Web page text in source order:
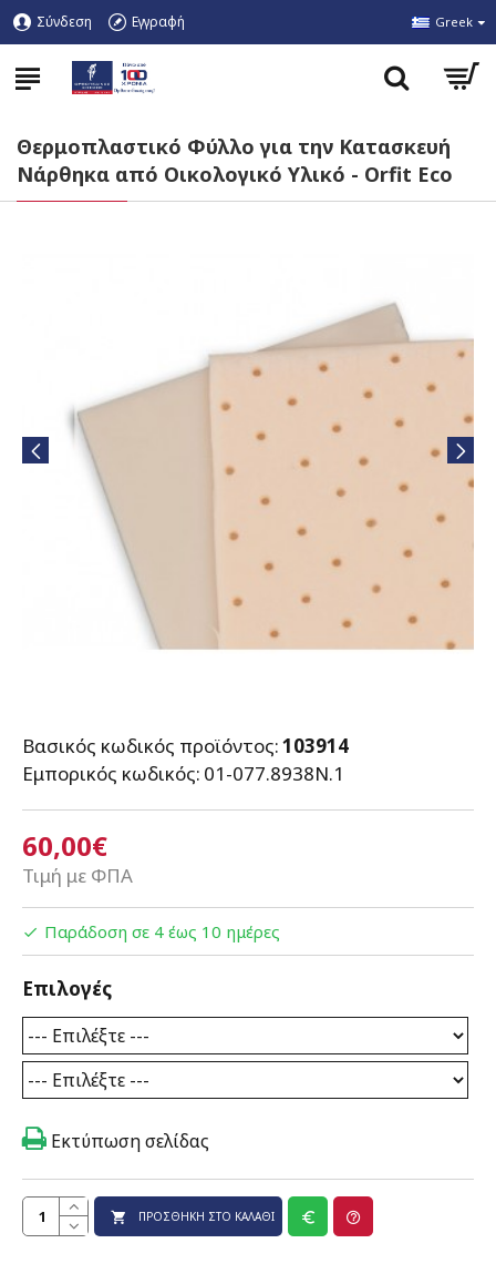
Σύνδεση Εγγραφή Greek
Θερμοπλαστικό Φύλλο για την Κατασκευή
Νάρθηκα από Οικολογικό Υλικό - Orfit Eco
60,00€
Τιμή με ΦΠΑ
Βασικός κωδικός προϊόντος:103914
Εμπορικός κωδικός: 01-077.8938N.1
Παράδοση σε 4 έως 10 ημέρες
Επιλογές
ΠΡΟΣΘΉΚΗ ΣΤΟ ΚΑΛΆΘΙ
Εκτύπωση σελίδας